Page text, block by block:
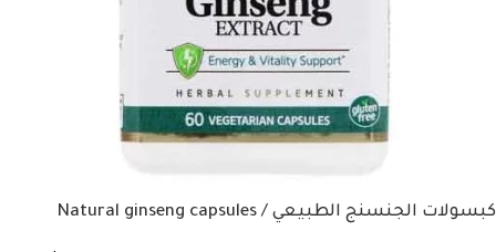
كبسولات الجنسنج الطبيعي / Natural ginseng capsules